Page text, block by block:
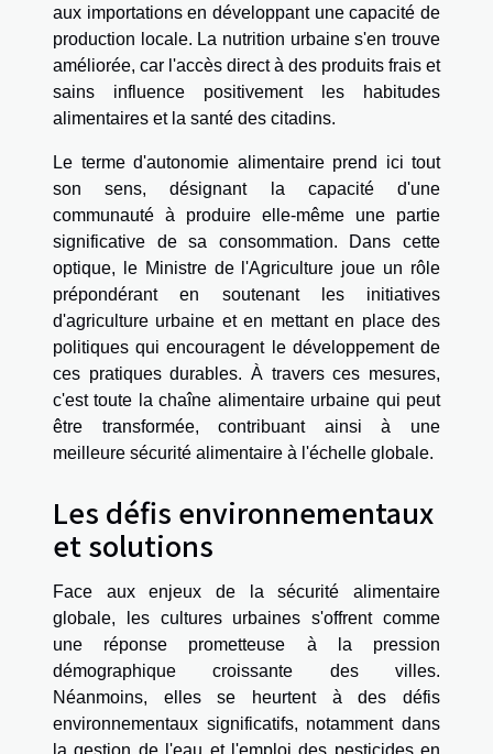
aux importations en développant une capacité de
production locale. La nutrition urbaine s'en trouve
améliorée, car l'accès direct à des produits frais et
sains influence positivement les habitudes
alimentaires et la santé des citadins.
Le terme d'autonomie alimentaire prend ici tout
son sens, désignant la capacité d'une
communauté à produire elle-même une partie
significative de sa consommation. Dans cette
optique, le Ministre de l'Agriculture joue un rôle
prépondérant en soutenant les initiatives
d'agriculture urbaine et en mettant en place des
politiques qui encouragent le développement de
ces pratiques durables. À travers ces mesures,
c'est toute la chaîne alimentaire urbaine qui peut
être transformée, contribuant ainsi à une
meilleure sécurité alimentaire à l'échelle globale.
Les défis environnementaux
et solutions
Face aux enjeux de la sécurité alimentaire
globale, les cultures urbaines s'offrent comme
une réponse prometteuse à la pression
démographique croissante des villes.
Néanmoins, elles se heurtent à des défis
environnementaux significatifs, notamment dans
la gestion de l'eau et l'emploi des pesticides en